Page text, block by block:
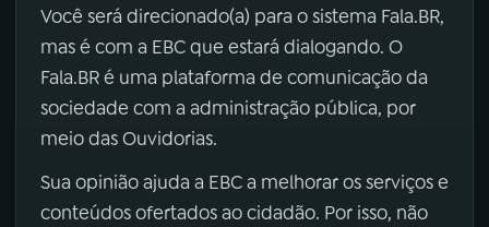
Você será direcionado(a) para o sistema Fala.BR,
mas é com a EBC que estará dialogando. O
Fala.BR é uma plataforma de comunicação da
sociedade com a administração pública, por
meio das Ouvidorias.
Sua opinião ajuda a EBC a melhorar os serviços e
conteúdos ofertados ao cidadão. Por isso, não